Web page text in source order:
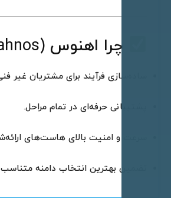
چرا اهنوس (ahnos)؟
ساده‌سازی فرآیند برای مشتریان غیر فنی.
پشتیبانی حرفه‌ای در تمام مراحل.
سرعت و امنیت بالای هاست‌های ارائه‌شده.
تضمین بهترین انتخاب دامنه متناسب با برند.